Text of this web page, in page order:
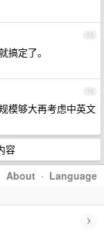
15
搞定了。
16
模够大再考虑中英文
容
About · Language
›